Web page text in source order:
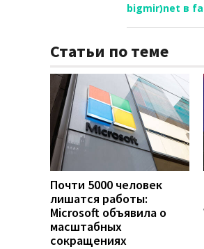
bigmir)net в
Статьи по теме
Почти 5000 человек
лишатся работы:
Microsoft объявила о
масштабных
сокращениях